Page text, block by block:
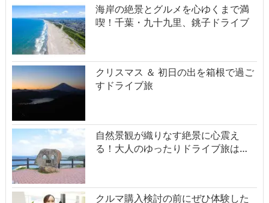
海岸の絶景とグルメを心ゆくまで満
喫！千葉・九十九里、銚子ドライブ
クリスマス ＆ 初日の出を箱根で過ご
すドライブ旅
自然景観が織りなす絶景に心震え
る！大人のゆったりドライブ旅は…
クルマ購入検討の前にぜひ体験した